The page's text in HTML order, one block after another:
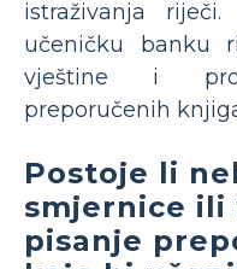
istraživanja
učeničku banku
vještine i
preporučenih
Postoje li
smjernice ili
pisanje